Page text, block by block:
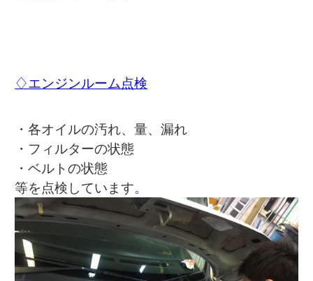
♢エンジンルーム点検
・各オイルの汚れ、量、漏れ
・フィルターの状態
・ベルトの状態
等を点検しています。